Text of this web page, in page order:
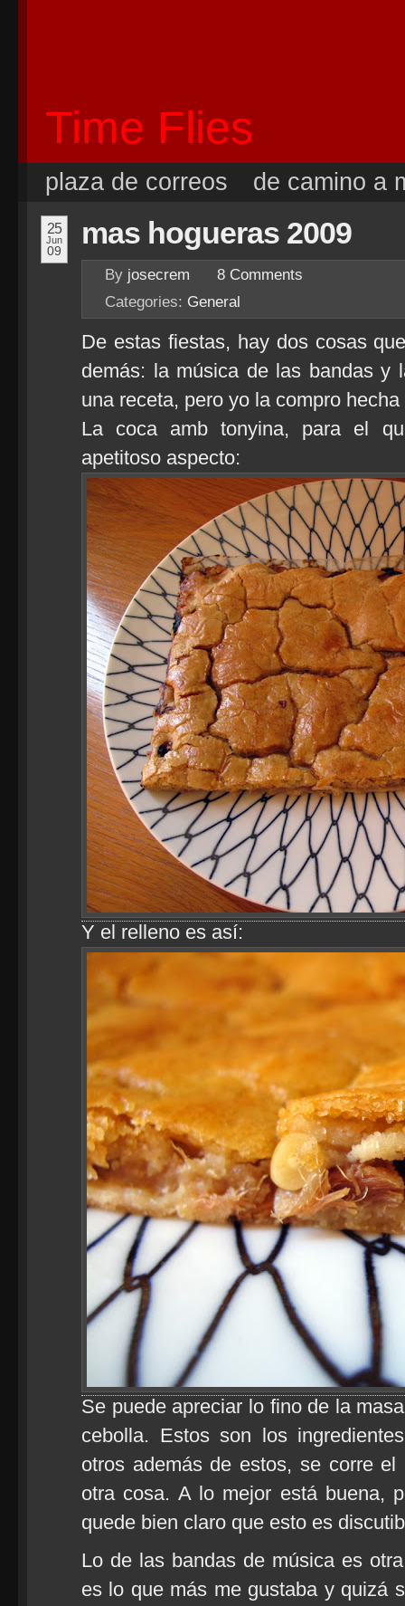
Time Flies
plaza de correos de camino a
25
Jun
09
mas hogueras 2009
By josecrem 8 Comments
Categories: General
De estas fiestas, hay dos cosas
demás: la música de las bandas y
una receta, pero yo la compro
La coca amb tonyina, para el
apetitoso aspecto:
Y el relleno es así:
Se puede apreciar lo fino de la
cebolla. Estos son los
otros además de estos, se corre
otra cosa. A lo mejor está buena,
quede bien claro que esto es
Lo de las bandas de música es
es lo que más me gustaba y quizá